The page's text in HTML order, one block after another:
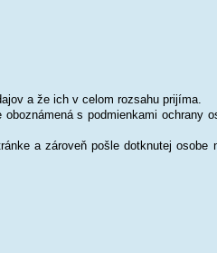
a že ich v celom rozsahu prijíma.
s podmienkami ochrany
a zároveň pošle dotknutej osobe